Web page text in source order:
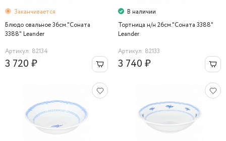
Заканчивается
Блюдо овальное 36см."Соната
3388" Leander
Артикул: 82134
3 720 ₽
В наличии
Тортница н/н 26см."Соната 3388"
Leander
Артикул: 82133
3 740 ₽